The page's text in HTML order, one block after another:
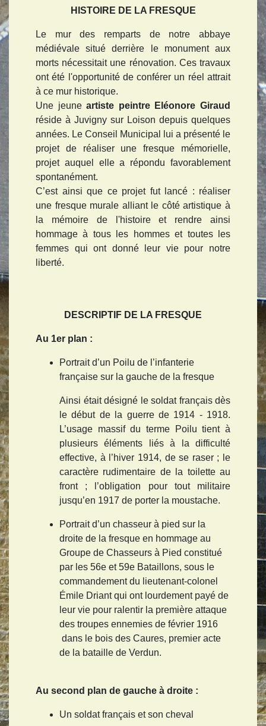
HISTOIRE DE LA FRESQUE
Le mur des remparts de notre abbaye
médiévale situé derrière le monument aux
morts nécessitait une rénovation. Ces travaux
ont été l'opportunité de conférer un réel attrait
à ce mur historique.
Une jeuneartiste peintre Eléonore Giraud
réside à Juvigny sur Loison depuis quelques
années. Le Conseil Municipal lui a présenté le
projet de réaliser une fresque mémorielle,
projet auquel elle a répondu favorablement
spontanément.
C’est ainsi que ce projet fut lancé : réaliser
une fresque murale alliant le côté artistique à
la mémoire de l'histoire et rendre ainsi
hommage à tous les hommes et toutes les
femmes qui ont donné leur vie pour notre
liberté.
DESCRIPTIF DE LA FRESQUE
Au 1er plan :
Portrait d’un Poilu de l’infanterie
française sur la gauche de la fresque
Ainsi était désigné le soldat français dès
le début de la guerre de 1914 - 1918.
L’usage massif du terme Poilu tient à
plusieurs éléments liés à la difficulté
effective, à l’hiver 1914, de se raser ; le
caractère rudimentaire de la toilette au
front ; l’obligation pour tout militaire
jusqu’en 1917 de porter la moustache.
Portrait d’un chasseur à pied sur la
droite de la fresque en hommage au
Groupe de Chasseurs à Pied constitué
par les 56e et 59e Bataillons, sous le
commandement du lieutenant-colonel
Émile Driant qui ont lourdement payé de
leur vie pour ralentir la première attaque
des troupes ennemies de février 1916
dans le bois des Caures, premier acte
de la bataille de Verdun.
Au second plan de gauche à droite :
Un soldat français et son cheval